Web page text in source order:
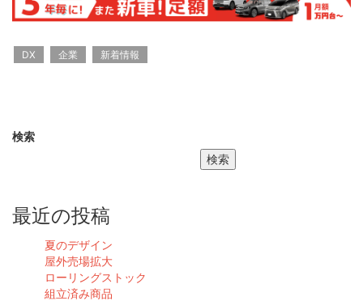
DX 企業 新着情報
検索
検索
最近の投稿
夏のデザイン
屋外売場拡大
ローリングストック
組立済み商品